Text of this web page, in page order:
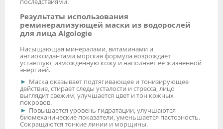
Результаты использования
реминерализующей маски из водорослей
для лица Algologie
Насыщающая минералами, витаминами и
антиоксидантами морская формула возрождает
уставшую, изможденную кожу и наполняет её жизненной
энергией.
Маска оказывает подтягивающее и тонизирующее
действие, стирает следы усталости и стресса, лицо
выглядит свежим, улучшается цвет и тон кожных
покровов.
Повышается уровень гидратации, улучшаются
биомеханические показатели, уменьшается пастозность.
Сокращаются тонкие линии и морщины.